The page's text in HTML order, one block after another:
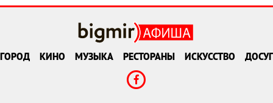
ГОРОД КИНО МУЗЫКА РЕСТОРАНЫ ИСКУССТВО ДОСУГ